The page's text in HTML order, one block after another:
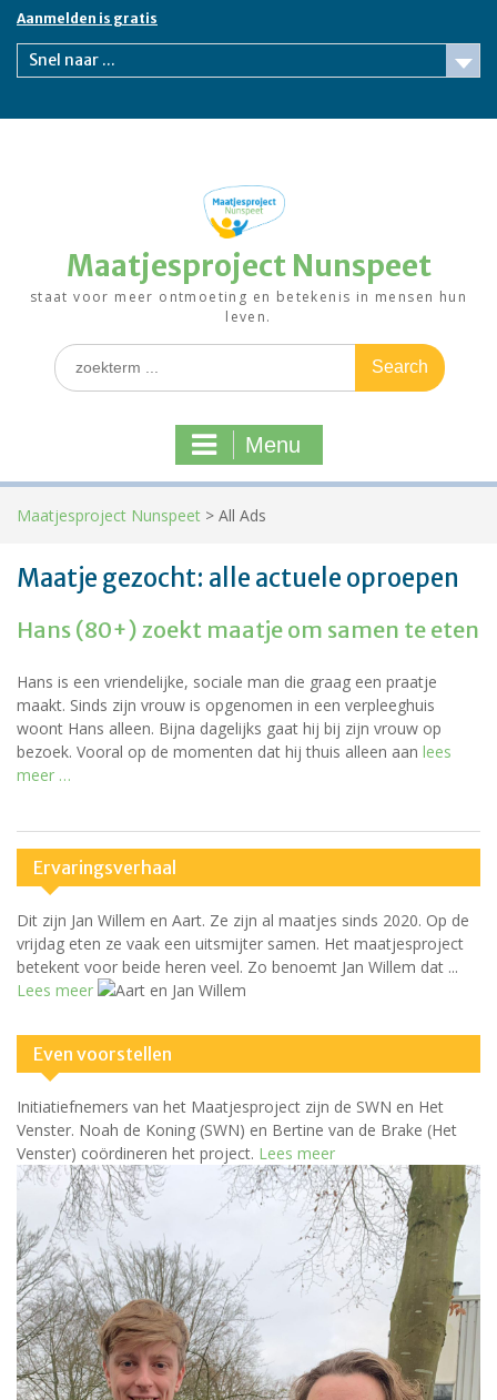
Skip
content
Aanmelden is gratis
Snel naar ...
Maatjesproject Nunspeet
staat voor meer ontmoeting en betekenis in mensen hun
leven.
Search
for:
Menu
Maatjesproject Nunspeet > All Ads
Maatje gezocht: alle actuele oproepen
Hans (80+) zoekt maatje om samen te eten
Hans is een vriendelijke, sociale man die graag een praatje
maakt. Sinds zijn vrouw is opgenomen in een verpleeghuis
woont Hans alleen. Bijna dagelijks gaat hij bij zijn vrouw op
bezoek. Vooral op de momenten dat hij thuis alleen aan lees
meer …
Ervaringsverhaal
Dit zijn Jan Willem en Aart. Ze zijn al maatjes sinds 2020. Op de
vrijdag eten ze vaak een uitsmijter samen. Het maatjesproject
betekent voor beide heren veel. Zo benoemt Jan Willem dat ...
Lees meer
Even voorstellen
Initiatiefnemers van het Maatjesproject zijn de SWN en Het
Venster. Noah de Koning (SWN) en Bertine van de Brake (Het
Venster) coördineren het project. Lees meer